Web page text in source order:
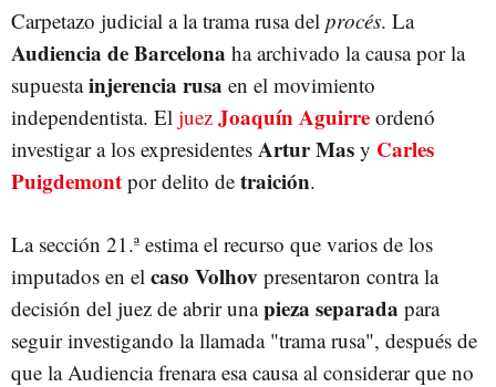
Carpetazo judicial a la trama rusa del procés. La
Audiencia de Barcelona ha archivado la causa por la
supuestainjerencia rusa en el movimiento
independentista. El juez Joaquín Aguirre ordenó
investigar a los expresidentes Artur Mas y Carles
Puigdemont por delito de traición.
La sección 21.ª estima el recurso que varios de los
imputados en el caso Volhov presentaron contra la
decisión del juez de abrir unapieza separada para
seguir investigando la llamada "trama rusa", después de
que la Audiencia frenara esa causa al considerar que no